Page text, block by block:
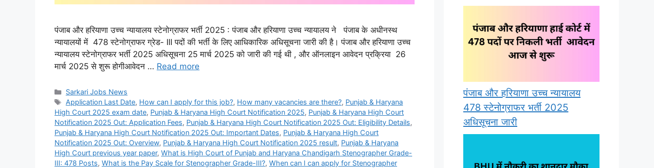
पंजाब और हरियाणा उच्च न्यायालय स्टेनोग्राफर भर्ती 2025 : पंजाब और हरियाणा उच्च न्यायालय ने पंजाब के अधीनस्थ
न्यायालयों में 478 स्टेनोग्राफर ग्रेड- III पदों की भर्ती के लिए आधिकारिक अधिसूचना जारी की है। पंजाब और हरियाणा उच्च
न्यायालय स्टेनोग्राफर भर्ती 2025 अधिसूचना 25 मार्च 2025 को जारी की गई थी , और ऑनलाइन आवेदन प्रक्रिया 26
मार्च 2025 से शुरू होगीआवेदन … Read more
Categories
Sarkari Jobs News
Tags
Application Last Date, How can I apply for this job?, How many vacancies are there?, Punjab & Haryana
High Court 2025 exam date, Punjab & Haryana High Court Notification 2025, Punjab & Haryana High Court
Notification 2025 Out: Application Fees, Punjab & Haryana High Court Notification 2025 Out: Eligibility Details,
Punjab & Haryana High Court Notification 2025 Out: Important Dates, Punjab & Haryana High Court
Notification 2025 Out: Overview, Punjab & Haryana High Court Notification 2025 result, Punjab & Haryana
High Court previous year paper, What is High Court of Punjab and Haryana Chandigarh Stenographer Grade-
III: 478 Posts, What is the Pay Scale for Stenographer Grade-III?, When can I can apply for Stenographer
पंजाब और हरियाणा उच्च न्यायालय
478 स्टेनोग्राफर भर्ती 2025
अधिसूचना जारी